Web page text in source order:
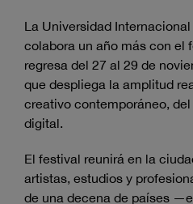
La Universidad
colabora un año más con el
regresa del 27 al 29 de
que despliega la amplitud
creativo contemporáneo,
digital.
El festival reunirá en la
artistas, estudios y
de una decena de países